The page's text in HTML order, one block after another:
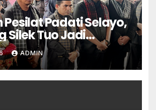
Pesilat Padati Selayo,
Silek Tuo Jadi
Kebangkitan
Budaya
ADMIN